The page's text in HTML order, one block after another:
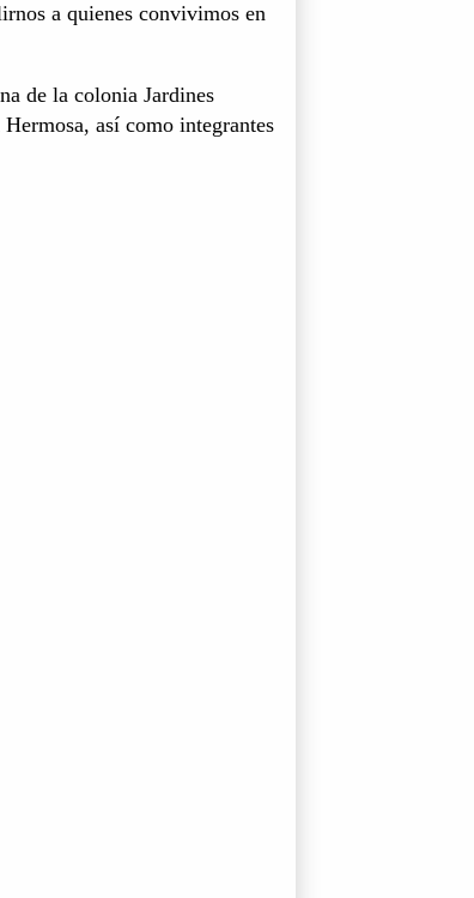
a quienes convivimos en
de la colonia Jardines
así como integrantes